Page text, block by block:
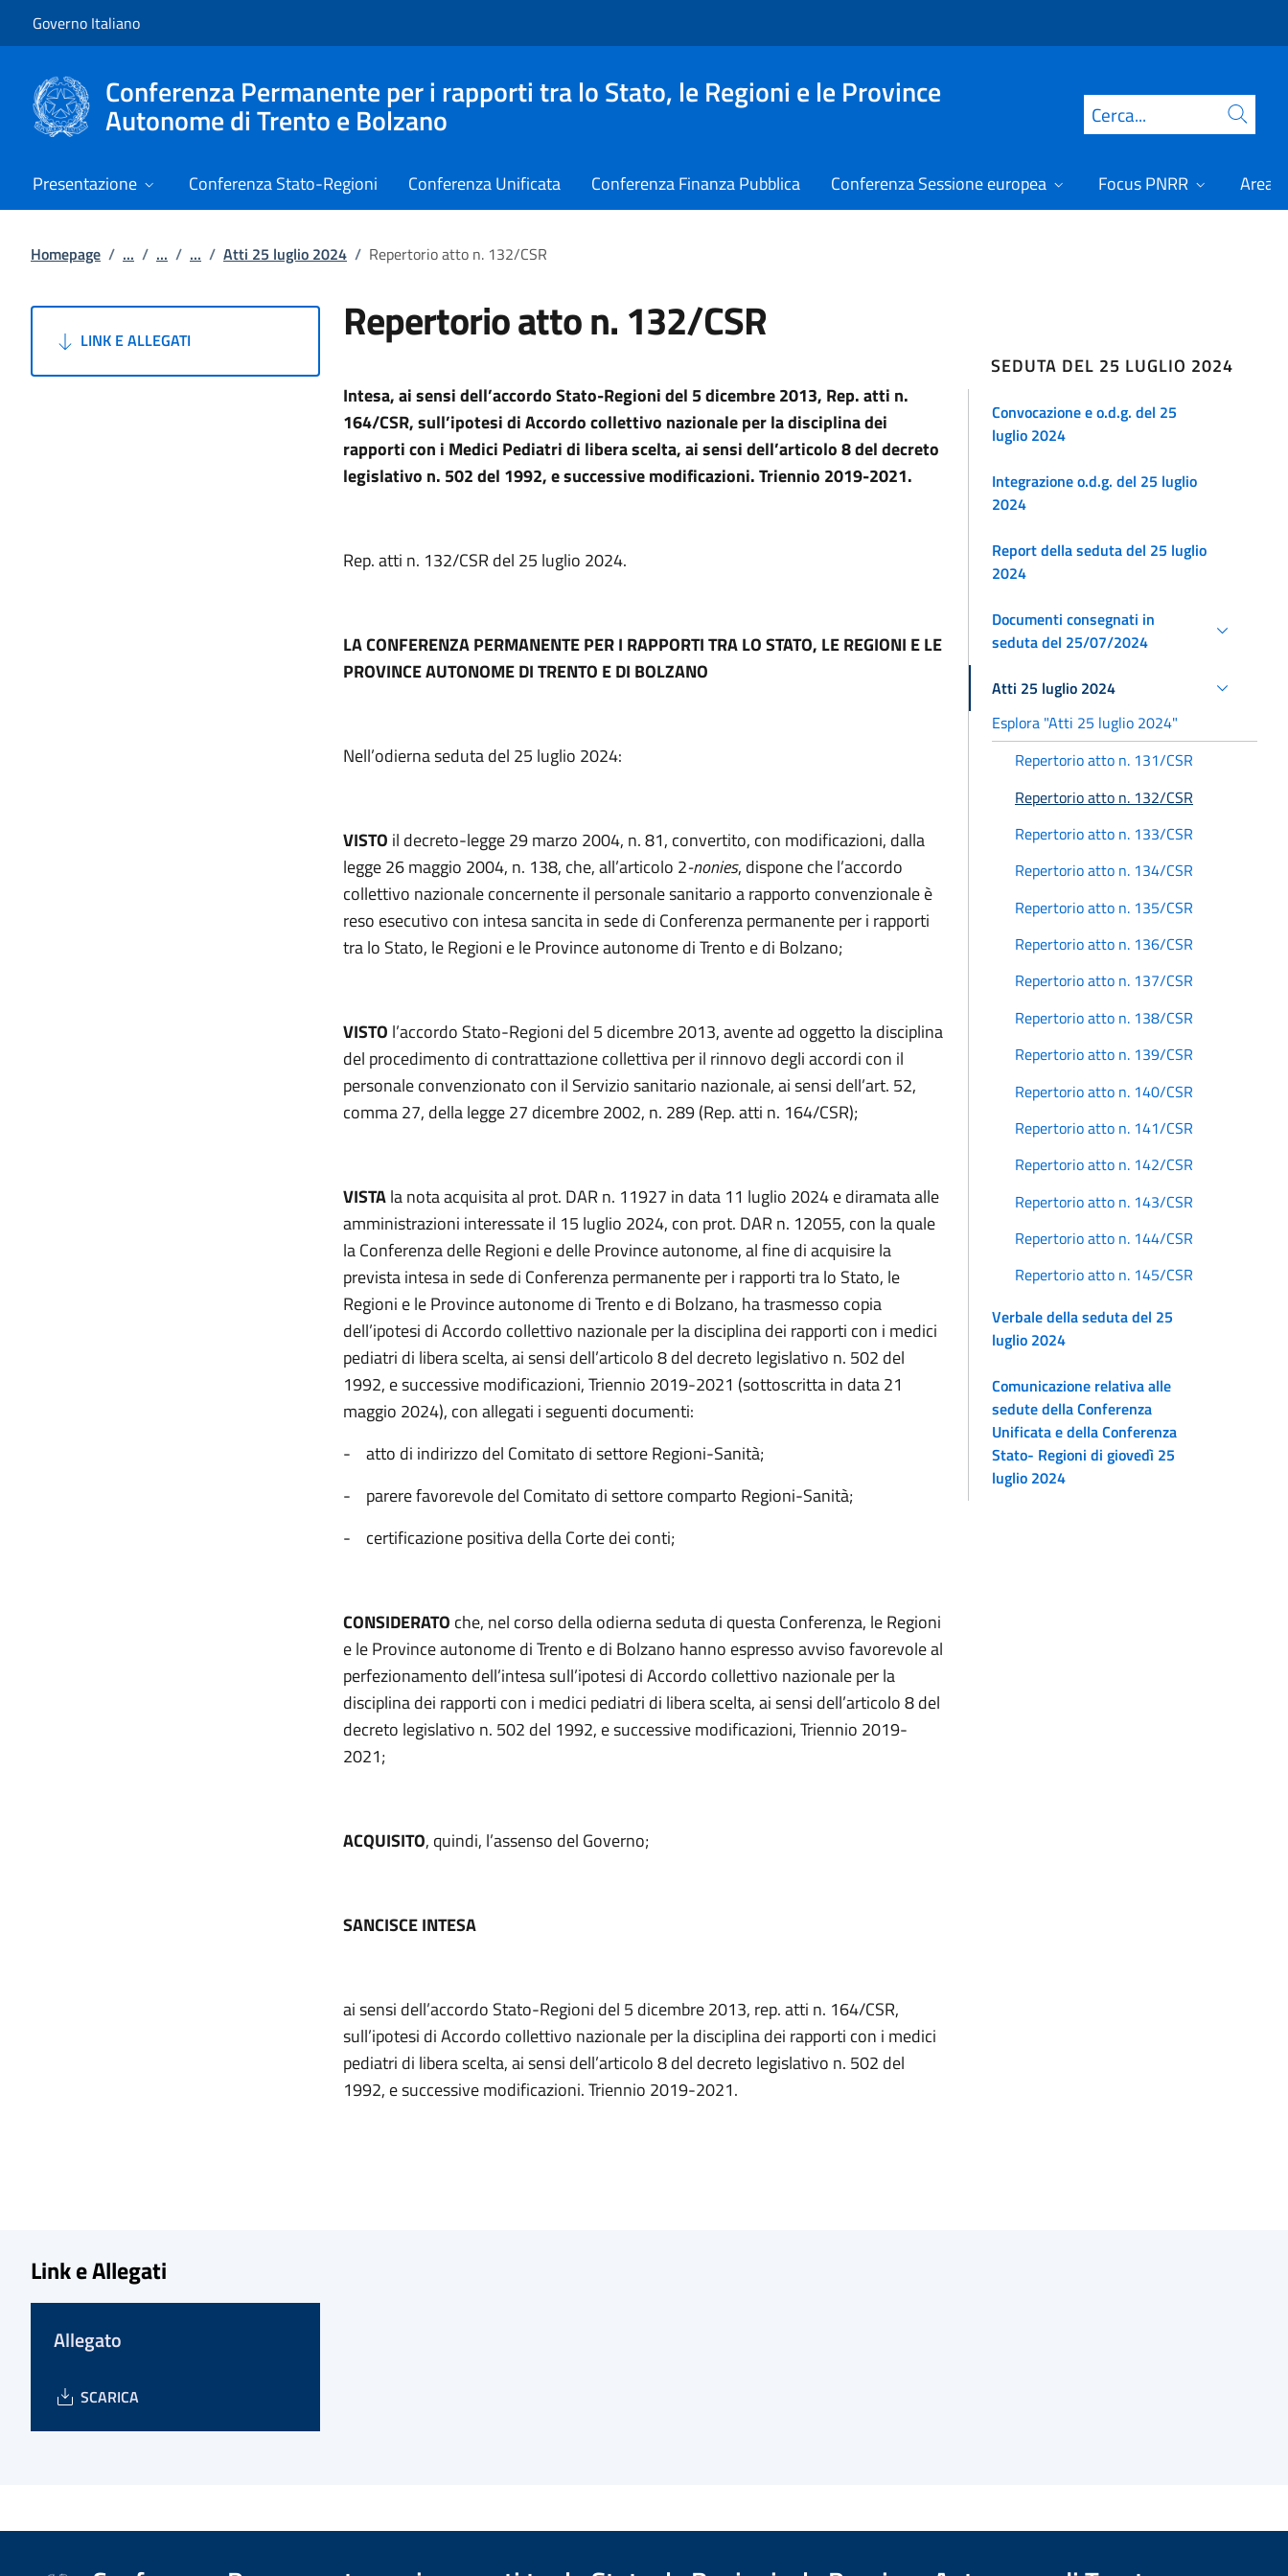
Governo Italiano
Conferenza Permanente per i rapporti tra lo Stato, le Regioni e le Province
Autonome di Trento e Bolzano Cerca
Presentazione Conferenza Stato-Regioni Conferenza Unificata Conferenza Finanza Pubblica Conferenza Sessione europea Focus PNRR Area
Homepage / ... / ... / ... / Atti 25 luglio 2024 / Repertorio atto n. 132/CSR
LINK E ALLEGATI Repertorio atto n. 132/CSR
Intesa, ai sensi dell’accordo Stato-Regioni del 5 dicembre 2013, Rep. atti n.
164/CSR, sull’ipotesi di Accordo collettivo nazionale per la disciplina dei
rapporti con i Medici Pediatri di libera scelta, ai sensi dell’articolo 8 del decreto
legislativo n. 502 del 1992, e successive modificazioni. Triennio 2019-2021.
Rep. atti n. 132/CSR del 25 luglio 2024.
LA CONFERENZA PERMANENTE PER I RAPPORTI TRA LO STATO, LE REGIONI E LE
PROVINCE AUTONOME DI TRENTO E DI BOLZANO
Nell’odierna seduta del 25 luglio 2024:
VISTO il decreto-legge 29 marzo 2004, n. 81, convertito, con modificazioni, dalla
legge 26 maggio 2004, n. 138, che, all’articolo 2-nonies, dispone che l’accordo
collettivo nazionale concernente il personale sanitario a rapporto convenzionale è
reso esecutivo con intesa sancita in sede di Conferenza permanente per i rapporti
tra lo Stato, le Regioni e le Province autonome di Trento e di Bolzano;
VISTO l’accordo Stato-Regioni del 5 dicembre 2013, avente ad oggetto la disciplina
del procedimento di contrattazione collettiva per il rinnovo degli accordi con il
personale convenzionato con il Servizio sanitario nazionale, ai sensi dell’art. 52,
comma 27, della legge 27 dicembre 2002, n. 289 (Rep. atti n. 164/CSR);
VISTAla nota acquisita al prot. DAR n. 11927 in data 11 luglio 2024 e diramata alle
amministrazioni interessate il 15 luglio 2024, con prot. DAR n. 12055, con la quale
la Conferenza delle Regioni e delle Province autonome, al fine di acquisire la
prevista intesa in sede di Conferenza permanente per i rapporti tra lo Stato, le
Regioni e le Province autonome di Trento e di Bolzano, ha trasmesso copia
dell’ipotesi di Accordo collettivo nazionale per la disciplina dei rapporti con i medici
pediatri di libera scelta, ai sensi dell’articolo 8 del decreto legislativo n. 502 del
1992, e successive modificazioni, Triennio 2019-2021 (sottoscritta in data 21
maggio 2024), con allegati i seguenti documenti:
- atto di indirizzo del Comitato di settore Regioni-Sanità;
- parere favorevole del Comitato di settore comparto Regioni-Sanità;
- certificazione positiva della Corte dei conti;
CONSIDERATO che, nel corso della odierna seduta di questa Conferenza, le Regioni
e le Province autonome di Trento e di Bolzano hanno espresso avviso favorevole al
perfezionamento dell’intesa sull’ipotesi di Accordo collettivo nazionale per la
disciplina dei rapporti con i medici pediatri di libera scelta, ai sensi dell’articolo 8 del
decreto legislativo n. 502 del 1992, e successive modificazioni, Triennio 2019-
2021;
ACQUISITO, quindi, l’assenso del Governo;
SANCISCE INTESA
ai sensi dell’accordo Stato-Regioni del 5 dicembre 2013, rep. atti n. 164/CSR,
sull’ipotesi di Accordo collettivo nazionale per la disciplina dei rapporti con i medici
pediatri di libera scelta, ai sensi dell’articolo 8 del decreto legislativo n. 502 del
1992, e successive modificazioni. Triennio 2019-2021.
SEDUTA DEL 25 LUGLIO 2024
Convocazione e o.d.g. del 25
luglio 2024
Integrazione o.d.g. del 25 luglio
2024
Report della seduta del 25 luglio
2024
Documenti consegnati in
seduta del 25/07/2024
Atti 25 luglio 2024
Esplora "Atti 25 luglio 2024"
Repertorio atto n. 131/CSR
Repertorio atto n. 132/CSR
Repertorio atto n. 133/CSR
Repertorio atto n. 134/CSR
Repertorio atto n. 135/CSR
Repertorio atto n. 136/CSR
Repertorio atto n. 137/CSR
Repertorio atto n. 138/CSR
Repertorio atto n. 139/CSR
Repertorio atto n. 140/CSR
Repertorio atto n. 141/CSR
Repertorio atto n. 142/CSR
Repertorio atto n. 143/CSR
Repertorio atto n. 144/CSR
Repertorio atto n. 145/CSR
Verbale della seduta del 25
luglio 2024
Comunicazione relativa alle
sedute della Conferenza
Unificata e della Conferenza
Stato- Regioni di giovedì 25
luglio 2024
Link e Allegati
Allegato
SCARICA